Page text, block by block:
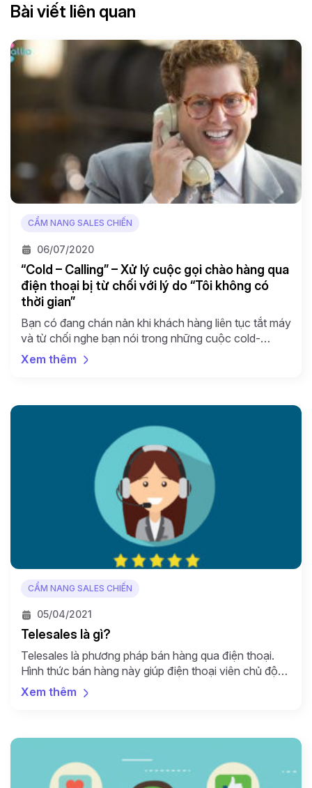
Bài viết liên quan
CẨM NANG SALES CHIẾN
06/07/2020
“Cold – Calling” – Xử lý cuộc gọi chào hàng qua
điện thoại bị từ chối với lý do “Tôi không có
thời gian”
Bạn có đang chán nản khi khách hàng liên tục tắt máy
và từ chối nghe bạn nói trong những cuộc cold-
calling? Không biết nên dừng lại hay tiếp tục vì mỗi lần
như vậy sếp lại động viên bạn hãy kiên trì vì “mưa
Xem thêm
CẨM NANG SALES CHIẾN
05/04/2021
Telesales là gì?
Telesales là phương pháp bán hàng qua điện thoại.
Hình thức bán hàng này giúp điện thoại viên chủ động
gọi ra cho khách hàng. Bằng cách sử dụng linh hoạt
một kịch bản gọi ra có sẵn, các thông tin về sản phẩm
Xem thêm